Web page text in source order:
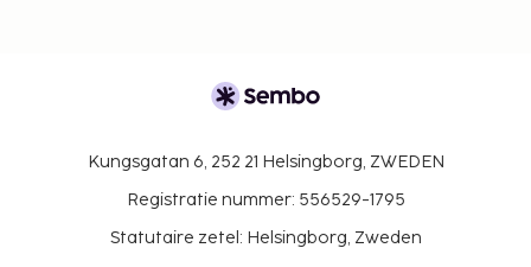
Kungsgatan 6, 252 21 Helsingborg, ZWEDEN
Registratie nummer: 556529-1795
Statutaire zetel: Helsingborg, Zweden